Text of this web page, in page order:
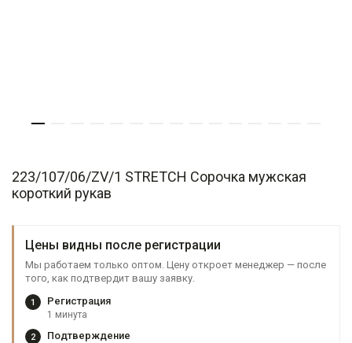
223/107/06/ZV/1 STRETCH Сорочка мужская
короткий рукав
Цены видны после регистрации
Мы работаем только оптом. Цену откроет менеджер — после
того, как подтвердит вашу заявку.
1 Регистрация
1 минута
2 Подтверждение